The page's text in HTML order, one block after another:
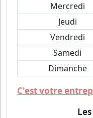
Mercredi
Jeudi
Vendredi
Samedi
Dimanche
C'est votre